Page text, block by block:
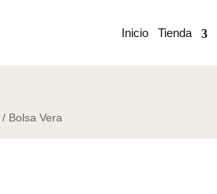
Inicio Tienda
/ Bolsa Vera